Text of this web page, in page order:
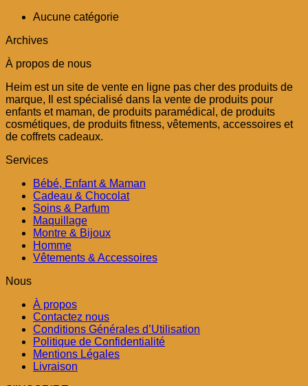
Aucune catégorie
Archives
À propos de nous
Heim est un site de vente en ligne pas cher des produits de
marque, Il est spécialisé dans la vente de produits pour
enfants et maman, de produits paramédical, de produits
cosmétiques, de produits fitness, vêtements, accessoires et
de coffrets cadeaux.
Services
Bébé, Enfant & Maman
Cadeau & Chocolat
Soins & Parfum
Maquillage
Montre & Bijoux
Homme
Vêtements & Accessoires
Nous
À propos
Contactez nous
Conditions Générales d’Utilisation
Politique de Confidentialité
Mentions Légales
Livraison